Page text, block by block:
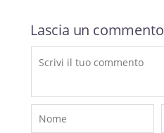
Lascia un commento